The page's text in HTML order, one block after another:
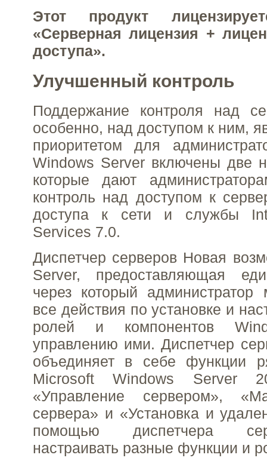
Этот продукт
«Серверная лицензия +
доступа».
Улучшенный контроль
Поддержание контроля над
особенно, над доступом к ним,
приоритетом для
Windows Server включены две
которые дают
контроль над доступом к
доступа к сети и службы
Services 7.0.
Диспетчер серверов Новая
Server, предоставляющая
через который администратор
все действия по установке и
ролей и компонентов
управлению ими. Диспетчер
объединяет в себе функции
Microsoft Windows Server
«Управление сервером»,
сервера» и «Установка и
помощью диспетчера
настраивать разные функции и